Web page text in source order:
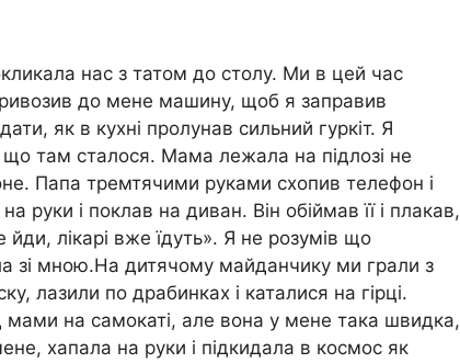
нас з татом до столу. Ми в цей час
до мене машину, щоб я заправив
як в кухні пролунав сильний гуркіт. Я
що там сталося. Мама лежала на підлозі не
Папа тремтячими руками схопив телефон і
руки і поклав на диван. Він обіймав її і плакав,
лікарі вже їдуть». Я не розумів що
зі мною.На дитячому майданчику ми грали з
лазили по драбинках і каталися на гірці.
мами на самокаті, але вона у мене така швидка,
хапала на руки і підкидала в космос як